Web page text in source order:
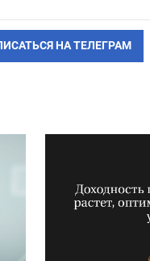
НА ТЕЛЕГРАМ